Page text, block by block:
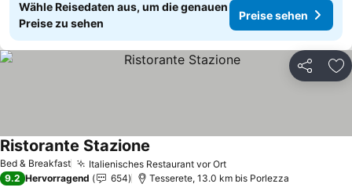
Wähle Reisedaten aus, um die genauen
Preise zu sehen
Preise sehen
Teilen
Bed & Breakfast Italienisches Restaurant vor OrtPreise sehen
Ristorante Stazione
9.2 Hervorragend 654 Tesserete, 13.0 km bis Porlezza